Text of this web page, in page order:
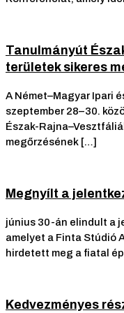
Tanulmányút
területek sikeres
A Német–Magyar Ipari
szeptember 28–30.
Észak-
megőrzésének […]
Megnyílt a
június 30-án elindult a
amelyet a Finta Stúdió
hirdetett meg a fiatal
Kedvezményes